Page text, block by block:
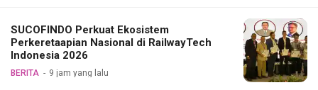
SUCOFINDO Perkuat Ekosistem
Perkeretaapian Nasional di RailwayTech
Indonesia 2026
BERITA 9 jam yang lalu